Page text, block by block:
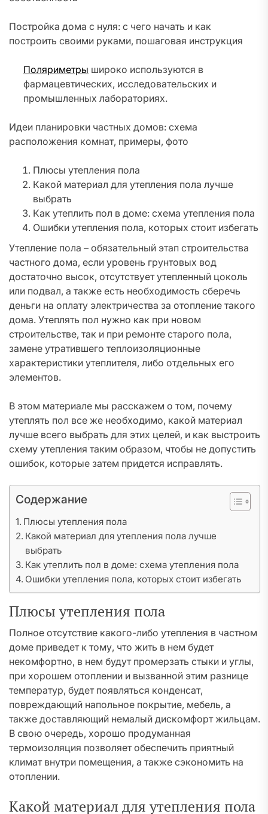
Постройка дома с нуля: с чего начать и как
построить своими руками, пошаговая инструкция
Поляриметры широко используются в
фармацевтических, исследовательских и
промышленных лабораториях.
Идеи планировки частных домов: схема
расположения комнат, примеры, фото
Плюсы утепления пола
Какой материал для утепления пола лучше
выбрать
Как утеплить пол в доме: схема утепления пола
Ошибки утепления пола, которых стоит избегать
Утепление пола – обязательный этап строительства
частного дома, если уровень грунтовых вод
достаточно высок, отсутствует утепленный цоколь
или подвал, а также есть необходимость сберечь
деньги на оплату электричества за отопление такого
дома. Утеплять пол нужно как при новом
строительстве, так и при ремонте старого пола,
замене утратившего теплоизоляционные
характеристики утеплителя, либо отдельных его
элементов.
В этом материале мы расскажем о том, почему
утеплять пол все же необходимо, какой материал
лучше всего выбрать для этих целей, и как выстроить
схему утепления таким образом, чтобы не допустить
ошибок, которые затем придется исправлять.
Содержание
Плюсы утепления пола
Какой материал для утепления пола лучше
выбрать
Как утеплить пол в доме: схема утепления пола
Ошибки утепления пола, которых стоит избегать
Плюсы утепления пола
Полное отсутствие какого-либо утепления в частном
доме приведет к тому, что жить в нем будет
некомфортно, в нем будут промерзать стыки и углы,
при хорошем отоплении и вызванной этим разнице
температур, будет появляться конденсат,
повреждающий напольное покрытие, мебель, а
также доставляющий немалый дискомфорт жильцам.
В свою очередь, хорошо продуманная
термоизоляция позволяет обеспечить приятный
климат внутри помещения, а также сэкономить на
отоплении.
Какой материал для утепления пола